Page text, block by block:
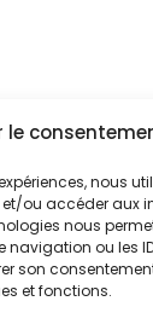
le
nous
ou accéder aux
nous
ou les
son
et fonctions.